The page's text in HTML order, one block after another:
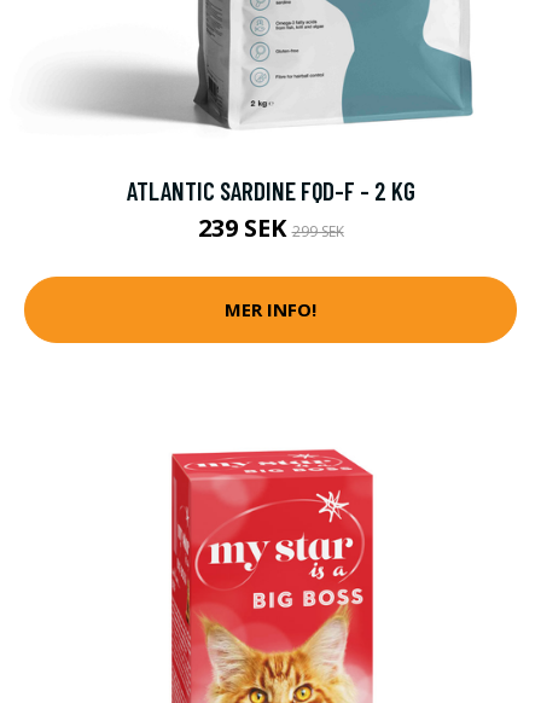
ATLANTIC SARDINE FQD-F - 2 KG
239 SEK299 SEK
MER INFO!